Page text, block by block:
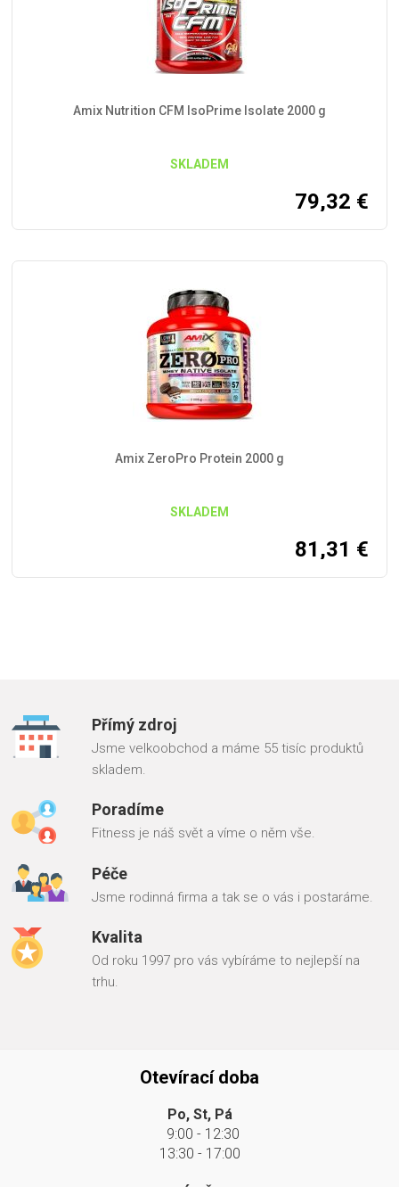
Amix Nutrition CFM IsoPrime Isolate 2000 g
SKLADEM
79,32 €
Amix ZeroPro Protein 2000 g
SKLADEM
81,31 €
Přímý zdroj
Jsme velkoobchod a máme 55 tisíc produktů
skladem.
Poradíme
Fitness je náš svět a víme o něm vše.
Péče
Jsme rodinná firma a tak se o vás i postaráme.
Kvalita
Od roku 1997 pro vás vybíráme to nejlepší na
trhu.
Otevírací doba
Po, St, Pá
9:00 - 12:30
13:30 - 17:00